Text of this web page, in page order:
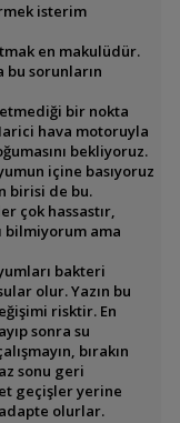
isterim
en makulüdür.
bu sorunların
bir nokta
hava motoruyla
bekliyoruz.
içine basıyoruz
birisi de bu.
çok hassastır,
bilmiyorum ama
bakteri
olur. Yazın bu
risktir. En
sonra su
bırakın
sonu geri
geçişler yerine
olurlar.